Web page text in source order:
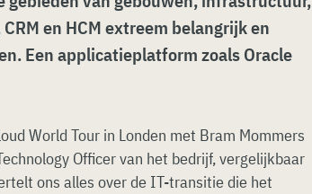
en HCM extreem belangrijk en
Een applicatieplatform zoals Oracle
World Tour in Londen met Bram Mommers
Officer van het bedrijf, vergelijkbaar
ons alles over de IT-transitie die het